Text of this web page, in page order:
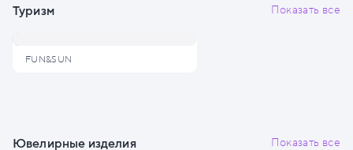
Туризм Показать все
FUN&SUN
Ювелирные изделия Показать все